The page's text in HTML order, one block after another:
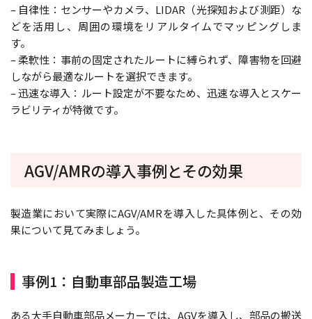
– 自律性：センサーやカメラ、LIDAR（光探知および測距）な
どを活用し、周囲の環境をリアルタイムでマッピングしま
す。
– 柔軟性：事前の固定されたルートに縛られず、障害物を回避
しながら最適なルートを選択できます。
– 迅速な導入：ルート設定が不要なため、迅速な導入とスケー
ラビリティが特徴です。
AGV/AMRの導入事例とその効果
製造業において実際にAGV/AMRを導入した具体例と、その効
果について見てみましょう。
事例1：自動車部品製造工場
ある大手自動車部品メーカーでは、AGVを導入し、部品の搬送